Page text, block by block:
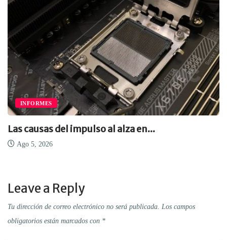
INFORMES
Las causas del impulso al alza en...
Ago 5, 2026
Leave a Reply
Tu dirección de correo electrónico no será publicada. Los campos
obligatorios están marcados con *